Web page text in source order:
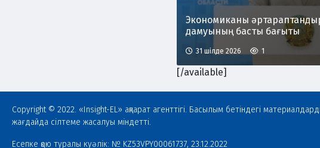
Экономиканы
дамуының басты бағыты
31 шілде 2026 1
[/available]
Copyright © 2022. «Insight-EL» ақпарат агенттігі. Басылым бетіндегі
жағдайда сілтеме жасалуы міндетті.
Есепке қою туралы куәлік: № KZ53VPY00061737, 23.12.2022